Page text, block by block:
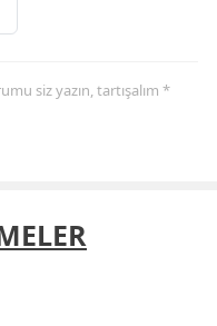
siz yazın, tartışalım *